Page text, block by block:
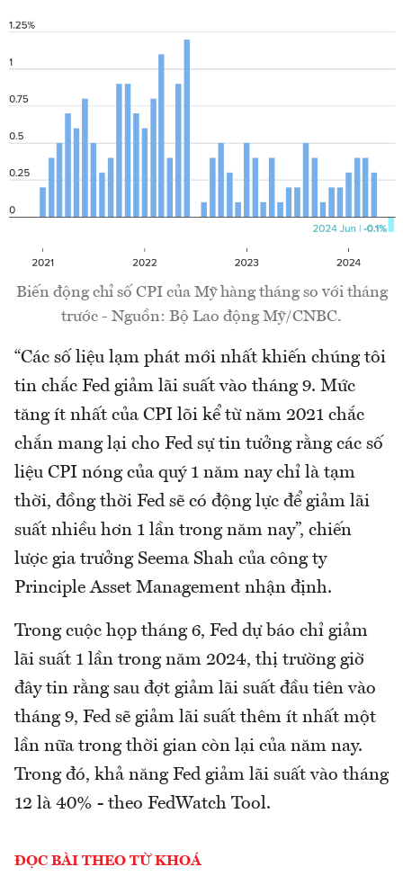
Biến động chỉ số CPI của Mỹ hàng tháng so với tháng
trước - Nguồn: Bộ Lao động Mỹ/CNBC.
“Các số liệu lạm phát mới nhất khiến chúng tôi
tin chắc Fed giảm lãi suất vào tháng 9. Mức
tăng ít nhất của CPI lõi kể từ năm 2021 chắc
chắn mang lại cho Fed sự tin tưởng rằng các số
liệu CPI nóng của quý 1 năm nay chỉ là tạm
thời, đồng thời Fed sẽ có động lực để giảm lãi
suất nhiều hơn 1 lần trong năm nay”, chiến
lược gia trưởng Seema Shah của công ty
Principle Asset Management nhận định.
Trong cuộc họp tháng 6, Fed dự báo chỉ giảm
lãi suất 1 lần trong năm 2024, thị trường giờ
đây tin rằng sau đợt giảm lãi suất đầu tiên vào
tháng 9, Fed sẽ giảm lãi suất thêm ít nhất một
lần nữa trong thời gian còn lại của năm nay.
Trong đó, khả năng Fed giảm lãi suất vào tháng
12 là 40% - theo FedWatch Tool.
ĐỌC BÀI THEO TỪ KHOÁ